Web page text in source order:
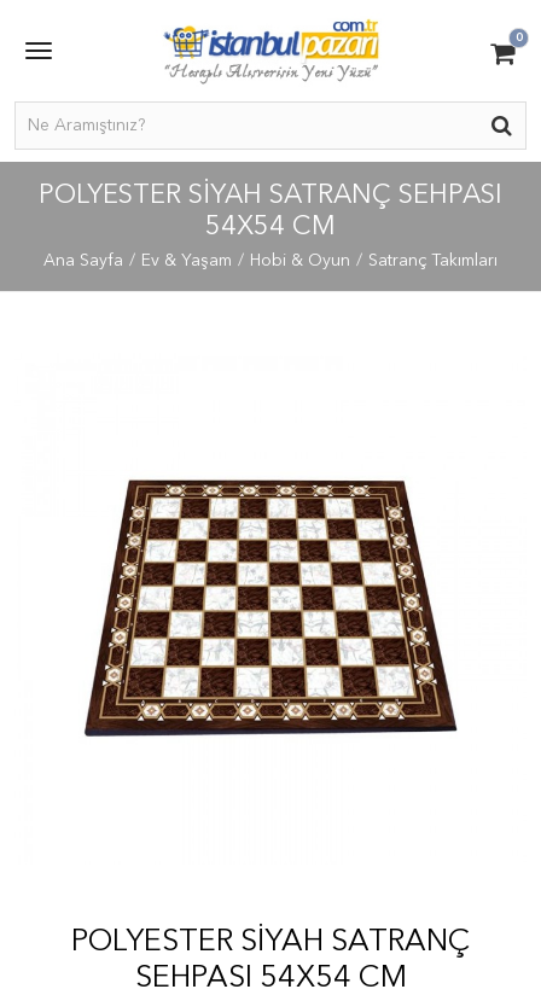
0
POLYESTER SIYAH SATRANÇ SEHPASI
54X54 CM
Ana Sayfa Ev & Yaşam Hobi & Oyun Satranç Takımları
POLYESTER SIYAH SATRANÇ
SEHPASI 54X54 CM